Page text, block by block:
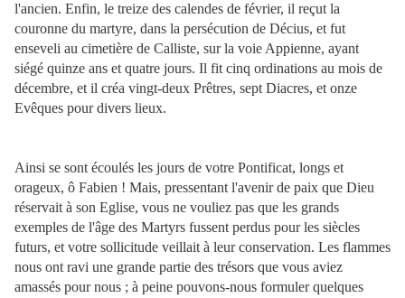
l'ancien. Enfin, le treize des calendes de février, il reçut la
couronne du martyre, dans la persécution de Décius, et fut
enseveli au cimetière de Calliste, sur la voie Appienne, ayant
siégé quinze ans et quatre jours. Il fit cinq ordinations au mois de
décembre, et il créa vingt-deux Prêtres, sept Diacres, et onze
Evêques pour divers lieux.
Ainsi se sont écoulés les jours de votre Pontificat, longs et
orageux, ô Fabien ! Mais, pressentant l'avenir de paix que Dieu
réservait à son Eglise, vous ne vouliez pas que les grands
exemples de l'âge des Martyrs fussent perdus pour les siècles
futurs, et votre sollicitude veillait à leur conservation. Les flammes
nous ont ravi une grande partie des trésors que vous aviez
amassés pour nous ; à peine pouvons-nous formuler quelques